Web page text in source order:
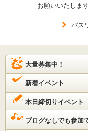
お願いいたします
パス
大量募集中！
新着イベント
本日締切りイベント
ブログなしでも参加